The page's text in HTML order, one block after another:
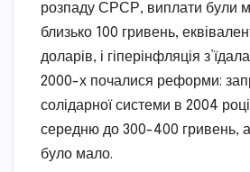
розпаду СРСР, виплати були
близько 100 гривень,
доларів, і гіперінфляція
2000-х почалися реформи:
солідарної системи в 2004
середню до 300-400 гривень,
було мало.